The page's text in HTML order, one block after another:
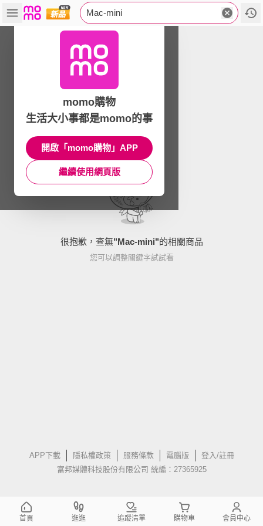
Mac-mini
很抱歉，查無"Mac-mini"的相關商品
您可以調整關鍵字試試看
APP下載 隱私權政策 服務條款 電腦版
登入/註冊
富邦媒體科技股份有限公司 統編：27365925
momo購物
生活大小事都是momo的事
開啟「momo購物」APP
繼續使用網頁版
首頁 逛逛 追蹤清單 購物車 會員中心